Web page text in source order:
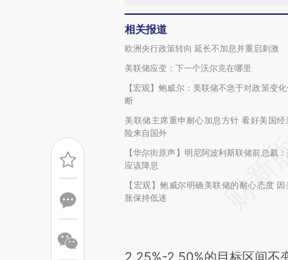
相关报道
欧洲央行政策转向 延长不加息并重启刺激
美联储应变：下一个沃尔克在哪里
【宏观】鲍威尔：美联储不急于对政策变
断
美联储主席重申耐心加息方针 看好美国经
险来自国外
【华尔街原声】明尼阿波利斯联储前总裁
应该降息
【宏观】鲍威尔明确美联储的耐心态度 因
胀保持低迷
2.25%-2.50%的目标区间不